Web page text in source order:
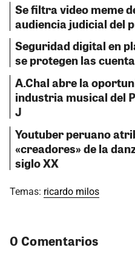
Se filtra video meme
audiencia judicial del
Seguridad digital en
se protegen las
A.Chal abre la
industria musical del
J
Youtuber peruano
«creadores» de la
siglo XX
Temas: ricardo milos
0 Comentarios